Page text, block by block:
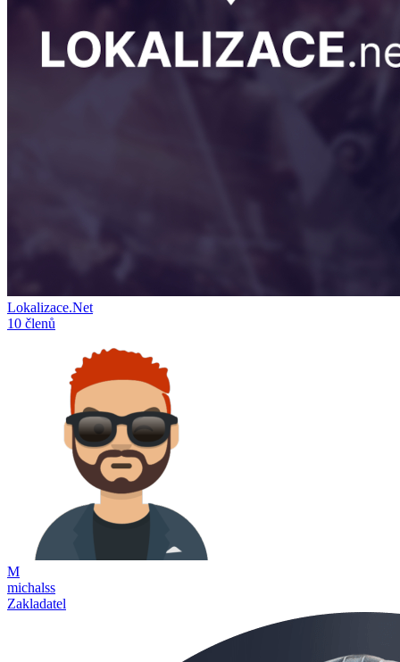
Lokalizace.Net
10 členů
M
michalss
Zakladatel